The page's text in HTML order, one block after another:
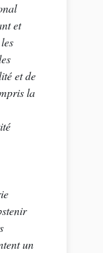
et
et de
la
un